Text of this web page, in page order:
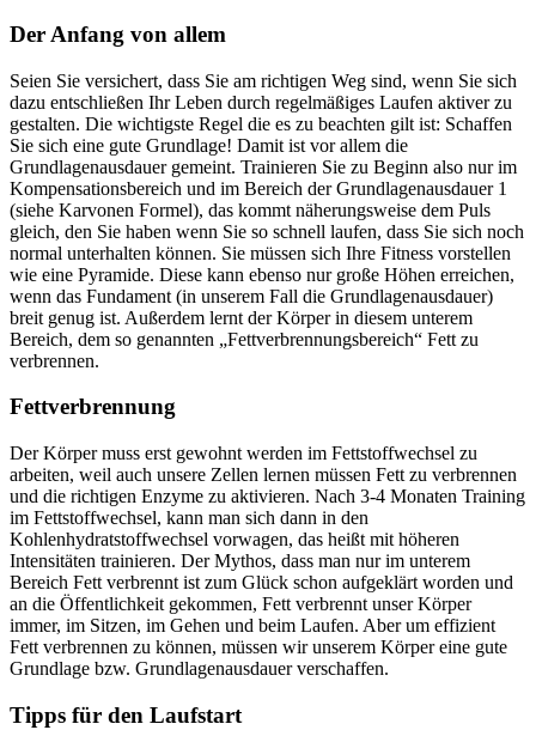
Der Anfang von allem
Seien Sie versichert, dass Sie am richtigen Weg sind, wenn Sie sich
dazu entschließen Ihr Leben durch regelmäßiges Laufen aktiver zu
gestalten. Die wichtigste Regel die es zu beachten gilt ist: Schaffen
Sie sich eine gute Grundlage! Damit ist vor allem die
Grundlagenausdauer gemeint. Trainieren Sie zu Beginn also nur im
Kompensationsbereich und im Bereich der Grundlagenausdauer 1
(siehe Karvonen Formel), das kommt näherungsweise dem Puls
gleich, den Sie haben wenn Sie so schnell laufen, dass Sie sich noch
normal unterhalten können. Sie müssen sich Ihre Fitness vorstellen
wie eine Pyramide. Diese kann ebenso nur große Höhen erreichen,
wenn das Fundament (in unserem Fall die Grundlagenausdauer)
breit genug ist. Außerdem lernt der Körper in diesem unterem
Bereich, dem so genannten „Fettverbrennungsbereich“ Fett zu
verbrennen.
Fettverbrennung
Der Körper muss erst gewohnt werden im Fettstoffwechsel zu
arbeiten, weil auch unsere Zellen lernen müssen Fett zu verbrennen
und die richtigen Enzyme zu aktivieren. Nach 3-4 Monaten Training
im Fettstoffwechsel, kann man sich dann in den
Kohlenhydratstoffwechsel vorwagen, das heißt mit höheren
Intensitäten trainieren. Der Mythos, dass man nur im unterem
Bereich Fett verbrennt ist zum Glück schon aufgeklärt worden und
an die Öffentlichkeit gekommen, Fett verbrennt unser Körper
immer, im Sitzen, im Gehen und beim Laufen. Aber um effizient
Fett verbrennen zu können, müssen wir unserem Körper eine gute
Grundlage bzw. Grundlagenausdauer verschaffen.
Tipps für den Laufstart